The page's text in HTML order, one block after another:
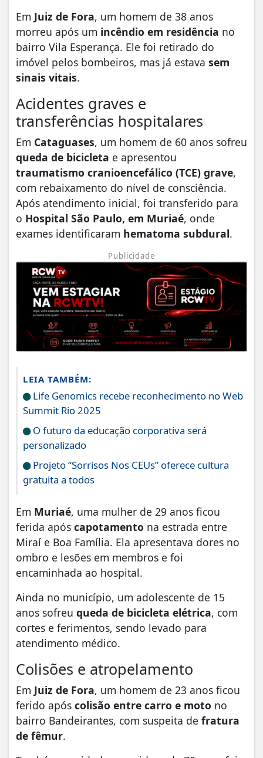
Em Juiz de Fora, um homem de 38 anos
morreu após um incêndio em residência no
bairro Vila Esperança. Ele foi retirado do
imóvel pelos bombeiros, mas já estava sem
sinais vitais.
Acidentes graves e
transferências hospitalares
Em Cataguases, um homem de 60 anos sofreu
queda de bicicleta e apresentou
traumatismo cranioencefálico (TCE) grave,
com rebaixamento do nível de consciência.
Após atendimento inicial, foi transferido para
o Hospital São Paulo, em Muriaé, onde
exames identificaram hematoma subdural.
Publicidade
LEIA TAMBÉM:
Life Genomics recebe reconhecimento no Web
Summit Rio 2025
O futuro da educação corporativa será
personalizado
Projeto “Sorrisos Nos CEUs” oferece cultura
gratuita a todos
Em Muriaé, uma mulher de 29 anos ficou
ferida após capotamento na estrada entre
Miraí e Boa Família. Ela apresentava dores no
ombro e lesões em membros e foi
encaminhada ao hospital.
Ainda no município, um adolescente de 15
anos sofreu queda de bicicleta elétrica, com
cortes e ferimentos, sendo levado para
atendimento médico.
Colisões e atropelamento
Em Juiz de Fora, um homem de 23 anos ficou
ferido após colisão entre carro e moto no
bairro Bandeirantes, com suspeita de fratura
de fêmur.